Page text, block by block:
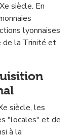
siècle. En
lyonnaises
de la Trinité et
siècle, les
"locales" et de
à la